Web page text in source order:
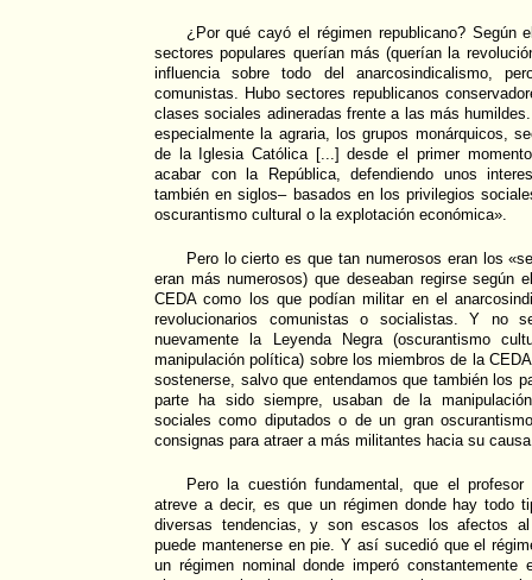
¿Por qué cayó el régimen republicano? Según
sectores populares querían más (querían la
influencia sobre todo del anarcosindicalismo,
comunistas. Hubo sectores republicanos
clases sociales adineradas frente a las más
especialmente la agraria, los grupos monárquicos,
de la Iglesia Católica [...] desde el primer
acabar con la República, defendiendo unos
también en siglos– basados en los privilegios
oscurantismo cultural o la explotación económica».
Pero lo cierto es que tan numerosos eran los
eran más numerosos) que deseaban regirse según
CEDA como los que podían militar en el
revolucionarios comunistas o socialistas. Y no
nuevamente la Leyenda Negra (oscurantismo
manipulación política) sobre los miembros de la
sostenerse, salvo que entendamos que también los
parte ha sido siempre, usaban de la
sociales como diputados o de un gran
consignas para atraer a más militantes hacia su
Pero la cuestión fundamental, que el
atreve a decir, es que un régimen donde hay todo
diversas tendencias, y son escasos los afectos
puede mantenerse en pie. Y así sucedió que el
un régimen nominal donde imperó